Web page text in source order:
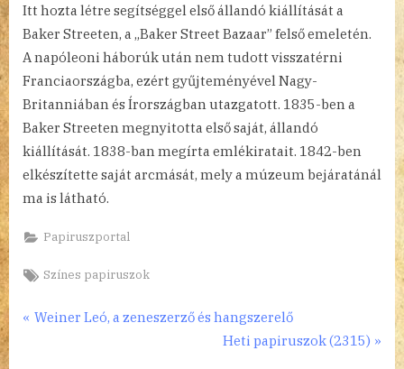
Itt hozta létre segítséggel első állandó kiállítását a
Baker Streeten, a „Baker Street Bazaar” felső emeletén.
A napóleoni háborúk után nem tudott visszatérni
Franciaországba, ezért gyűjteményével Nagy-
Britanniában és Írországban utazgatott. 1835-ben a
Baker Streeten megnyitotta első saját, állandó
kiállítását. 1838-ban megírta emlékiratait. 1842-ben
elkészítette saját arcmását, mely a múzeum bejáratánál
ma is látható.
Papiruszportal
Tags:
Színes papiruszok
Bejegyzés
P
Weiner Leó, a zeneszerző és hangszerelő
N
Heti papiruszok (2315)